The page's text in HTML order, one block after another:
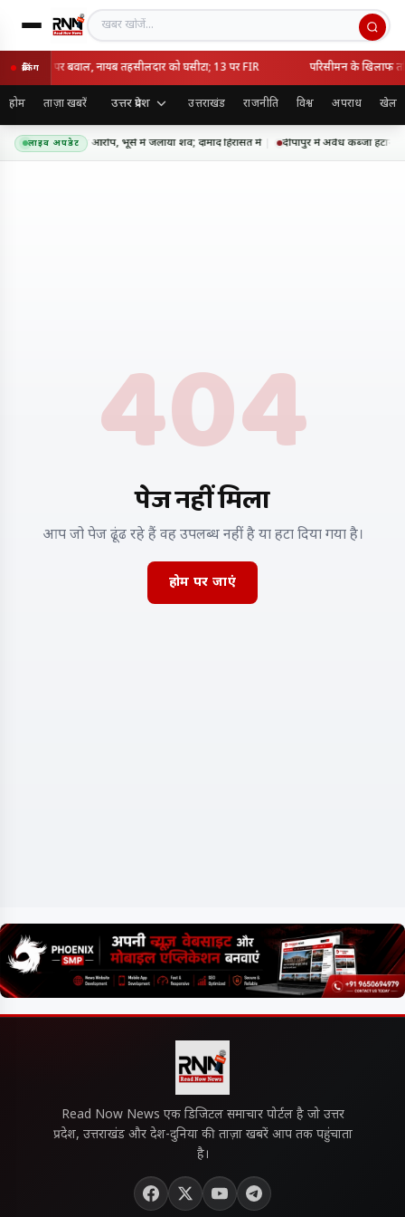
खबर खोजें
ब्रेकिंग
हटाने पर बवाल, नायब तहसीलदार को घसीटा; 13 पर FIR परिसीमन के खिलाफ
होम ताज़ा खबरें उत्तर प्रदेश उत्तराखंड राजनीति विश्व अपराध खेल
लाइव अपडेट
में सास की हत्या का आरोप, भूसे में जलाया शव; दामाद हिरासत में दीपापुर में अवैध कब्जा हटाने
404
पेज नहीं मिला
आप जो पेज ढूंढ रहे हैं वह उपलब्ध नहीं है या हटा दिया गया है।
होम पर जाएं
Read Now News एक डिजिटल समाचार पोर्टल है जो उत्तर
प्रदेश, उत्तराखंड और देश-दुनिया की ताज़ा खबरें आप तक पहुंचाता
है।